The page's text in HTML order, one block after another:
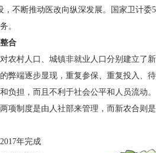
，不断推动医改向纵深发展。国家卫计委
。
合
村人口、城镇非就业人口分别建立了
弊端逐步显现，重复参保、重复投入、
负担，而且不利于社会公平和人员流动
项制度是由人社部来管理，而新农合则
年完成